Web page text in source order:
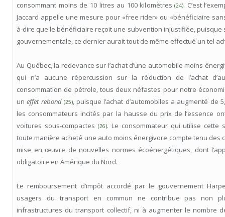
consommant moins de 10 litres au 100 kilomètres(24). C’est
Jaccard appelle une mesure pour «free rider» ou «bénéficiaire
à-dire que le bénéficiaire reçoit une subvention injustifiée, puisque
gouvernementale, ce dernier aurait tout de même effectué un tel
Au Québec, la redevance sur l’achat d’une automobile moins
qui n’a aucune répercussion sur la réduction de l’achat
consommation de pétrole, tous deux néfastes pour notre
uneffet rebond (25), puisque l’achat d’automobiles a augmenté de
les consommateurs incités par la hausse du prix de l’essence
voitures sous-compactes (26). Le consommateur qui utilise cette
toute manière acheté une auto moins énergivore compte tenu des
mise en œuvre de nouvelles normes écoénergétiques, dont
obligatoire en Amérique du Nord.
Le remboursement d’impôt accordé par le gouvernement
usagers du transport en commun ne contribue pas non
infrastructures du transport collectif, ni à augmenter le nombre